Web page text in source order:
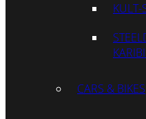
KULT-
CARS & BIKES